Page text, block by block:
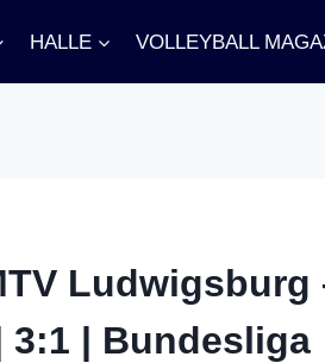
HALLE VOLLEYBALL
Ludwigsburg
| Bundesliga